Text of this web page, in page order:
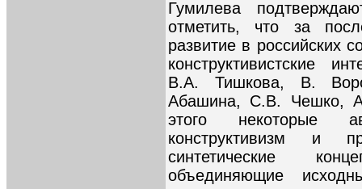
Гумилева
отметить, что за
развитие в российских
конструктивистские
В.А. Тишкова, В.
Абашина, С.В. Чешко,
этого некоторые
конструктивизм и
синтетические
объединяющие